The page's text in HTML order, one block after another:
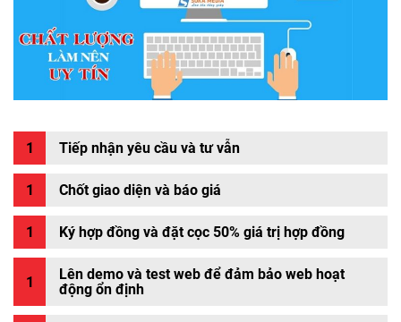
Tiếp nhận yêu cầu và tư vẫn
Chốt giao diện và báo giá
Ký hợp đồng và đặt cọc 50% giá trị hợp đồng
Lên demo và test web để đảm bảo web hoạt
động ổn định